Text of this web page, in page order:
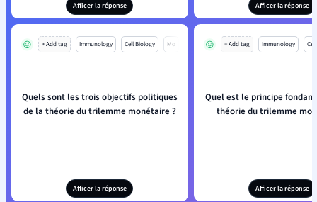
Afficer la réponse Afficer la réponse
+ Add tag Immunology Cell Biology Mo
Quels sont les trois objectifs politiques
de la théorie du trilemme monétaire ?
Afficer la réponse
+ Add tag Immunology
Quel est le principe
théorie du trilemme
Afficer la réponse